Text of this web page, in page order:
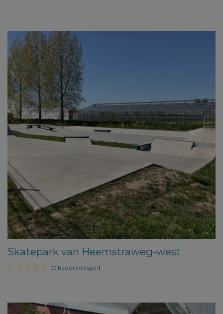
Skatepark van Heemstraweg-west
(0 beoordelingen)